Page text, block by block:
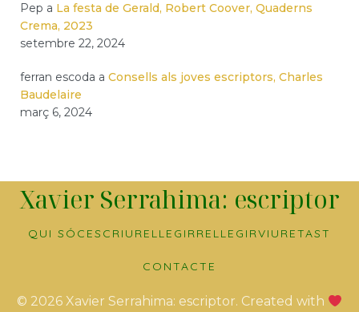
Pep a La festa de Gerald, Robert Coover, Quaderns
Crema, 2023
setembre 22, 2024
ferran escoda a Consells als joves escriptors, Charles
Baudelaire
març 6, 2024
Xavier Serrahima: escriptor
QUI SÓC ESCRIURE LLEGIRRELLEGIRVIURETAST
CONTACTE
© 2026 Xavier Serrahima: escriptor. Created with